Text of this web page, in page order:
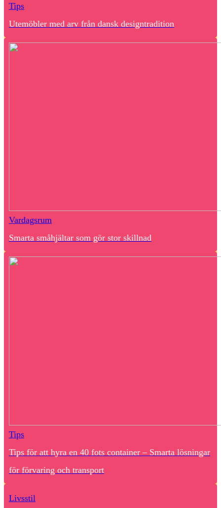
Tips
Utemöbler med arv från dansk designtradition
Vardagsrum
Smarta småhjältar som gör stor skillnad
Tips
Tips för att hyra en 40 fots container – Smarta lösningar
för förvaring och transport
Livsstil